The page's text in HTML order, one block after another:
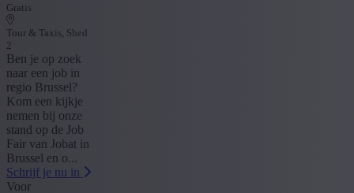
Gratis
Tour & Taxis, Shed
2
Ben je op zoek
naar een job in
regio Brussel?
Kom een kijkje
nemen bij onze
stand op de Job
Fair van Jobat in
Brussel en o...
Schrijf je nu in
Voor